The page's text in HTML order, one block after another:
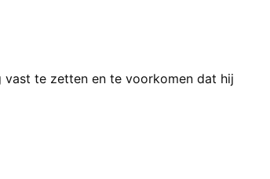
vast te zetten en te voorkomen dat hij